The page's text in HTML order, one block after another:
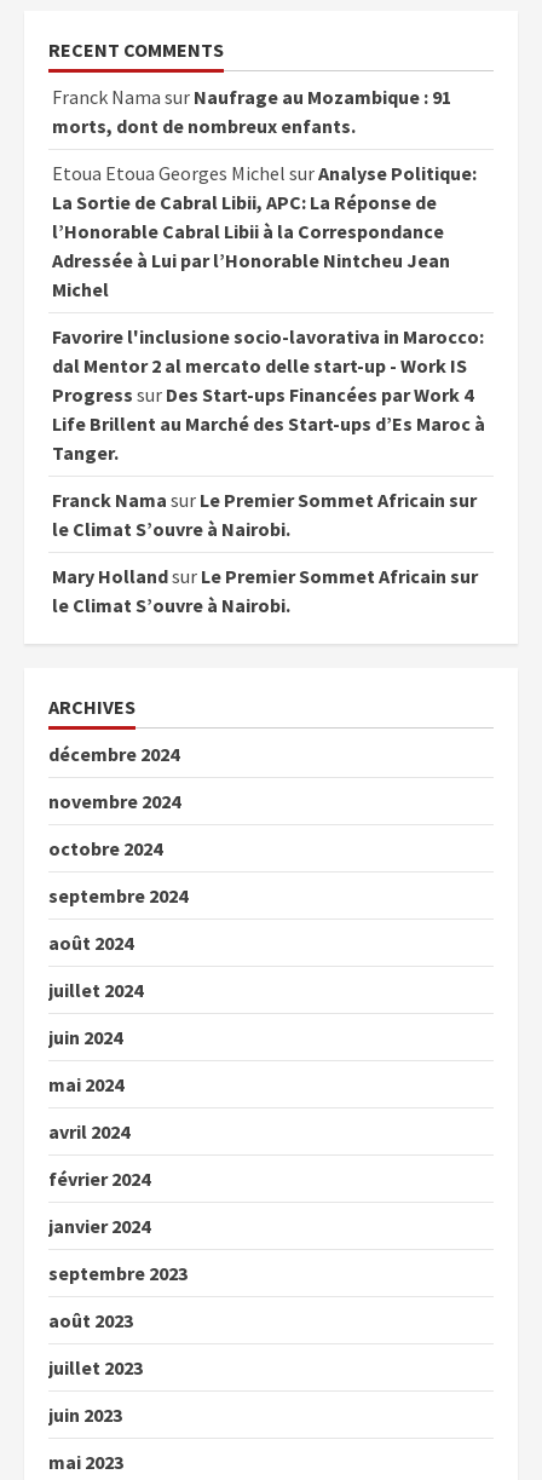
RECENT COMMENTS
Franck Nama sur Naufrage au Mozambique : 91
morts, dont de nombreux enfants.
Etoua Etoua Georges Michel surAnalyse Politique:
La Sortie de Cabral Libii, APC: La Réponse de
l’Honorable Cabral Libii à la Correspondance
Adressée à Lui par l’Honorable Nintcheu Jean
Michel
Favorire l'inclusione socio-lavorativa in Marocco:
dal Mentor 2 al mercato delle start-up - Work IS
Progress sur Des Start-ups Financées par Work 4
Life Brillent au Marché des Start-ups d’Es Maroc à
Tanger.
Franck Nama sur Le Premier Sommet Africain sur
le Climat S’ouvre à Nairobi.
Mary Hollandsur Le Premier Sommet Africain sur
le Climat S’ouvre à Nairobi.
ARCHIVES
décembre 2024
novembre 2024
octobre 2024
septembre 2024
août 2024
juillet 2024
juin 2024
mai 2024
avril 2024
février 2024
janvier 2024
septembre 2023
août 2023
juillet 2023
juin 2023
mai 2023